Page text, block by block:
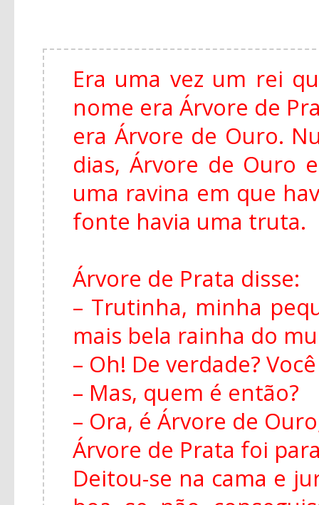
Era uma vez um rei
nome era Árvore de
era Árvore de Ouro.
dias, Árvore de Ouro
uma ravina em que
fonte havia uma truta.
Árvore de Prata disse:
– Trutinha, minha
mais bela rainha do
– Oh! De verdade?
– Mas, quem é então?
– Ora, é Árvore de
Árvore de Prata foi
Deitou-se na cama e